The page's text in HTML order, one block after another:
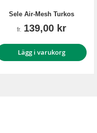
Sele Air-Mesh Turkos
fr. 139,00 kr
Lägg i varukorg